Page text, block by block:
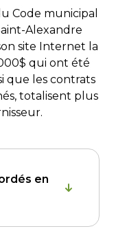
Code municipal
Alexandre
site Internet la
qui ont été
que les contrats
totalisent plus
en